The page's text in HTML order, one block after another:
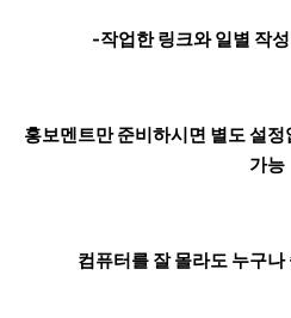
-작업한 링크와 일별 작
홍보멘트만 준비하시면 별도 설
가능
컴퓨터를 잘 몰라도 누구